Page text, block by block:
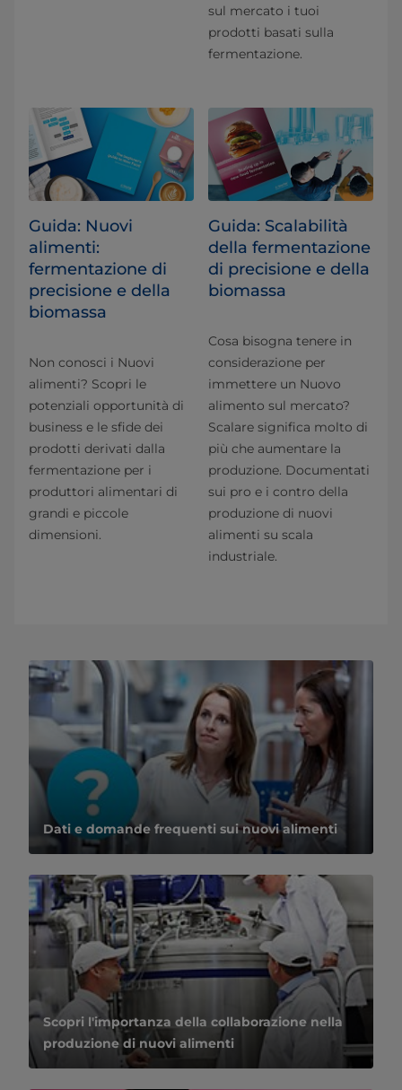
sul mercato i tuoi
prodotti basati sulla
fermentazione.
Guida: Nuovi
alimenti:
fermentazione di
precisione e della
biomassa
Non conosci i Nuovi
alimenti? Scopri le
potenziali opportunità di
business e le sfide dei
prodotti derivati dalla
fermentazione per i
produttori alimentari di
grandi e piccole
dimensioni.
Guida: Scalabilità
della fermentazione
di precisione e della
biomassa
Cosa bisogna tenere in
considerazione per
immettere un Nuovo
alimento sul mercato?
Scalare significa molto di
più che aumentare la
produzione. Documentati
sui pro e i contro della
produzione di nuovi
alimenti su scala
industriale.
Dati e domande frequenti sui nuovi alimenti
Scopri l'importanza della collaborazione nella
produzione di nuovi alimenti